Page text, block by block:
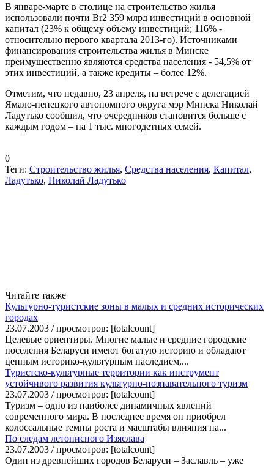
В январе-марте в столице на строительство жилья
использовали почти Br2 359 млрд инвестиций в основной
капитал (23% к общему объему инвестиций; 116% -
относительно первого квартала 2013-го). Источниками
финансирования строительства жилья в Минске
преимущественно являются средства населения - 54,5% от
этих инвестиций, а также кредиты – более 12%.
Отметим, что недавно, 23 апреля, на встрече с делегацией
Ямало-ненецкого автономного округа мэр Минска Николай
Ладутько сообщил, что очередников становится больше с
каждым годом – на 1 тыс. многодетных семей.
0
Теги: Строительство жилья, Средства населения, Капитал,
Ладутько, Николай Ладутько
Читайте также
Культурно-туристские зоны в малых и средних исторических
городах
23.07.2003 / просмотров: [totalcount]
Целевые ориентиры. Многие малые и средние городские
поселения Беларуси имеют богатую историю и обладают
ценным историко-культурным наследием,...
Туристско-культурные территории как инструмент
устойчивого развития культурно-познавательного туризм
23.07.2003 / просмотров: [totalcount]
Туризм – одно из наиболее динамичных явлений
современного мира. В последнее время он приобрел
колоссальные темпы роста и масштабы влияния на...
По следам летописного Изяслава
23.07.2003 / просмотров: [totalcount]
Один из древнейших городов Беларуси – Заславль – уже